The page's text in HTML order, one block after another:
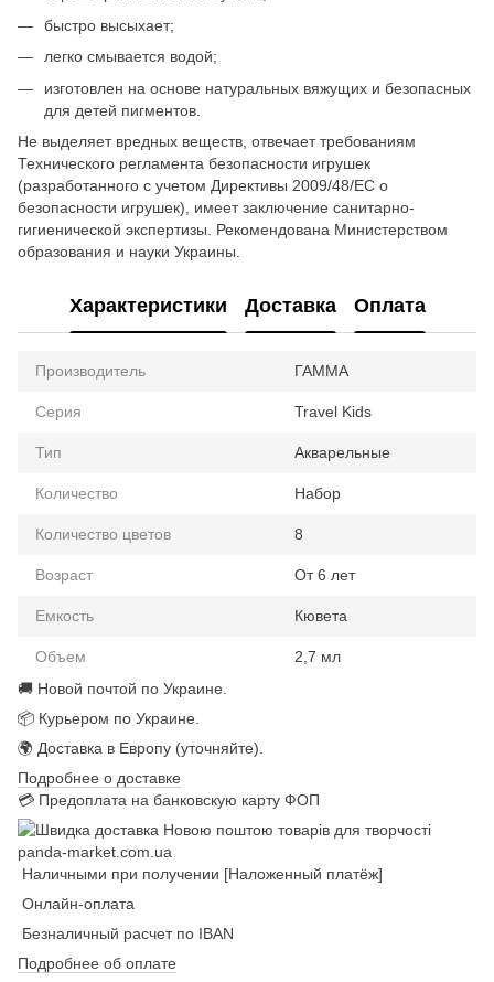
быстро высыхает;
легко смывается водой;
изготовлен на основе натуральных вяжущих и безопасных
для детей пигментов.
Не выделяет вредных веществ, отвечает требованиям
Технического регламента безопасности игрушек
(разработанного с учетом Директивы 2009/48/ЕС о
безопасности игрушек), имеет заключение санитарно-
гигиенической экспертизы. Рекомендована Министерством
образования и науки Украины.
Характеристики Доставка Оплата
Производитель ГАММА
Серия Travel Kids
Тип Акварельные
Количество Набор
Количество цветов 8
Возраст От 6 лет
Емкость Кювета
Объем
2,7 мл
🚚 Новой почтой по Украине.
📦 Курьером по Украине.
🌍 Доставка в Европу (уточняйте).
Подробнее о доставке
💳 Предоплата на банковскую карту ФОП
Наличными при получении [Наложенный платёж]
Онлайн-оплата
Безналичный расчет по IBAN
Подробнее об оплате